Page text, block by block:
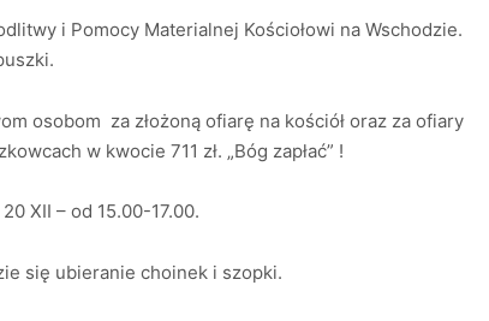
i Pomocy Materialnej Kościołowi na Wschodzie.
osobom za złożoną ofiarę na kościół oraz za ofiary
w kwocie 711 zł. „Bóg zapłać” !
XII – od 15.00-17.00.
się ubieranie choinek i szopki.